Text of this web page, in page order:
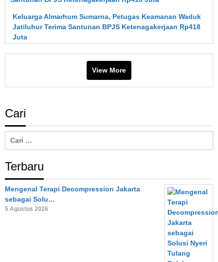
Keluarga Almarhum Sumarna, Petugas Keamanan Waduk
Jatiluhur Terima Santunan BPJS Ketenagakerjaan Rp418
Juta
View More
Cari
Terbaru
Mengenal Terapi Decompression Jakarta
sebagai Solu…
5 Agustus 2026